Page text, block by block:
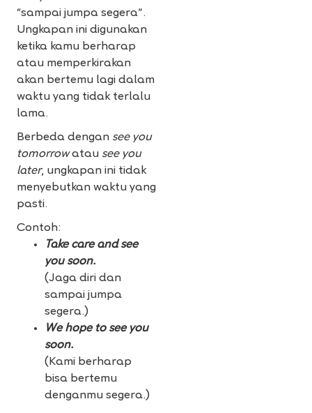
“sampai jumpa segera”.
Ungkapan ini digunakan
ketika kamu berharap
atau memperkirakan
akan bertemu lagi dalam
waktu yang tidak terlalu
lama.
Berbeda dengan see you
tomorrowatau see you
later, ungkapan ini tidak
menyebutkan waktu yang
pasti.
Contoh:
Take care and see
you soon.
(Jaga diri dan
sampai jumpa
segera.)
We hope to see you
soon.
(Kami berharap
bisa bertemu
denganmu segera.)